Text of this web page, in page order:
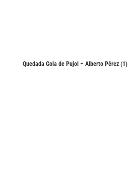
Quedada Gola de Pujol – Alberto Pérez (1)